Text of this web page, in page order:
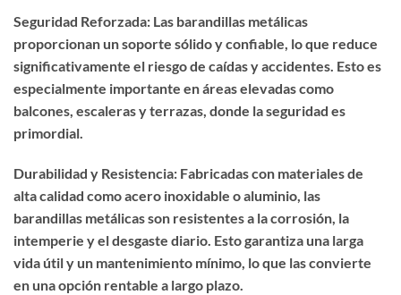
Seguridad Reforzada: Las barandillas metálicas
proporcionan un soporte sólido y confiable, lo que reduce
significativamente el riesgo de caídas y accidentes. Esto es
especialmente importante en áreas elevadas como
balcones, escaleras y terrazas, donde la seguridad es
primordial.
Durabilidad y Resistencia: Fabricadas con materiales de
alta calidad como acero inoxidable o aluminio, las
barandillas metálicas son resistentes a la corrosión, la
intemperie y el desgaste diario. Esto garantiza una larga
vida útil y un mantenimiento mínimo, lo que las convierte
en una opción rentable a largo plazo.